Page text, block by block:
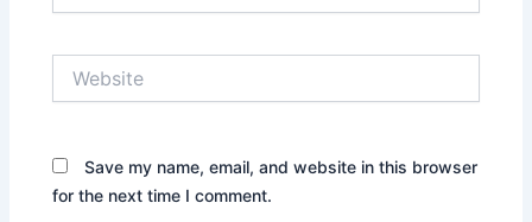
Save my name, email, and website in this browser
for the next time I comment.